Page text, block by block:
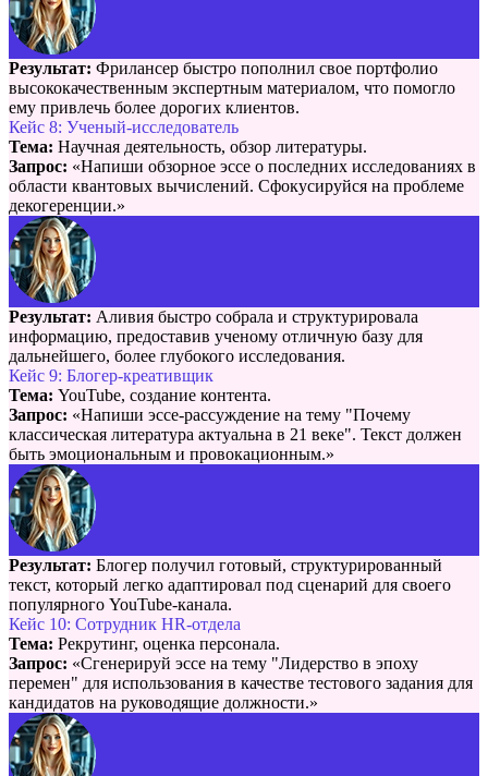
Результат: Фрилансер быстро пополнил свое портфолио
высококачественным экспертным материалом, что помогло
ему привлечь более дорогих клиентов.
Кейс 8: Ученый-исследователь
Тема: Научная деятельность, обзор литературы.
Запрос: «Напиши обзорное эссе о последних исследованиях в
области квантовых вычислений. Сфокусируйся на проблеме
декогеренции.»
Результат: Аливия быстро собрала и структурировала
информацию, предоставив ученому отличную базу для
дальнейшего, более глубокого исследования.
Кейс 9: Блогер-креативщик
Тема: YouTube, создание контента.
Запрос: «Напиши эссе-рассуждение на тему "Почему
классическая литература актуальна в 21 веке". Текст должен
быть эмоциональным и провокационным.»
Результат: Блогер получил готовый, структурированный
текст, который легко адаптировал под сценарий для своего
популярного YouTube-канала.
Кейс 10: Сотрудник HR-отдела
Тема: Рекрутинг, оценка персонала.
Запрос: «Сгенерируй эссе на тему "Лидерство в эпоху
перемен" для использования в качестве тестового задания для
кандидатов на руководящие должности.»